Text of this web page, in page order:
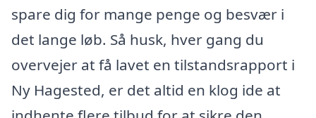
spare dig for mange penge og besvær i
det lange løb. Så husk, hver gang du
overvejer at få lavet en tilstandsrapport i
Ny Hagested, er det altid en klog ide at